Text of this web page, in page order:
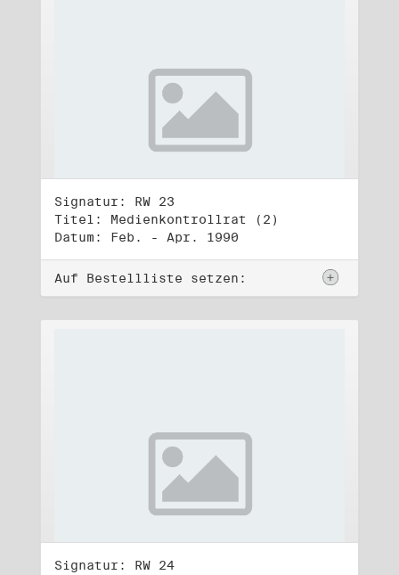
Signatur: RW 23
Titel: Medienkontrollrat (2)
Datum: Feb. - Apr. 1990
Auf Bestellliste setzen:
Signatur: RW 24